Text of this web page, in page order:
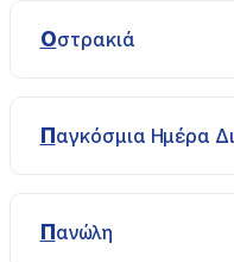
Οστρακιά
Παγκόσμια Ημέρα
Πανώλη